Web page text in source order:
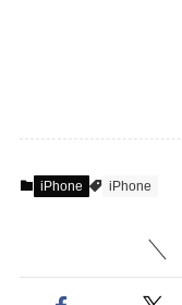
iPhone iPhone